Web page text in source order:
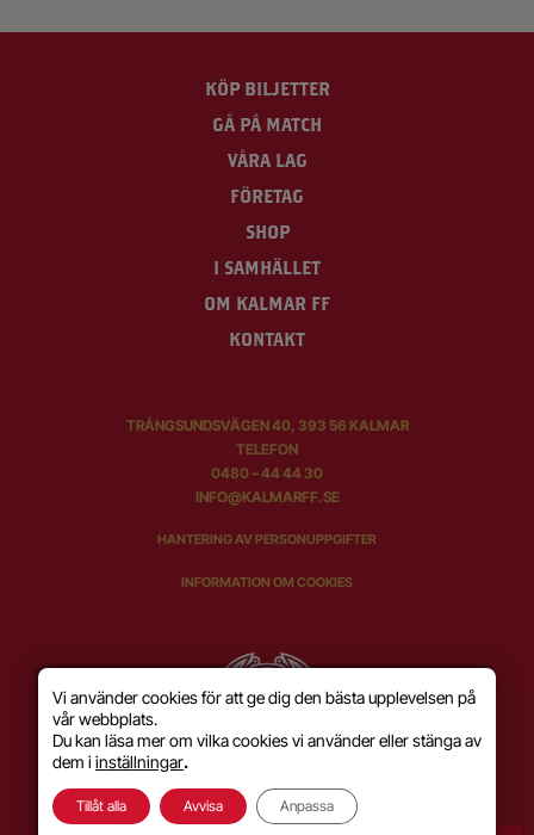
KÖP BILJETTER
GÅ PÅ MATCH
VÅRA LAG
FÖRETAG
SHOP
I SAMHÄLLET
OM KALMAR FF
KONTAKT
TRÅNGSUNDSVÄGEN 40, 393 56 KALMAR
TELEFON
0480 – 44 44 30
INFO@KALMARFF.SE
HANTERING AV PERSONUPPGIFTER
INFORMATION OM COOKIES
Vi använder cookies för att ge dig den bästa upplevelsen på
vår webbplats.
Du kan läsa mer om vilka cookies vi använder eller stänga av
dem i inställningar.
Tillåt alla Avvisa Anpassa